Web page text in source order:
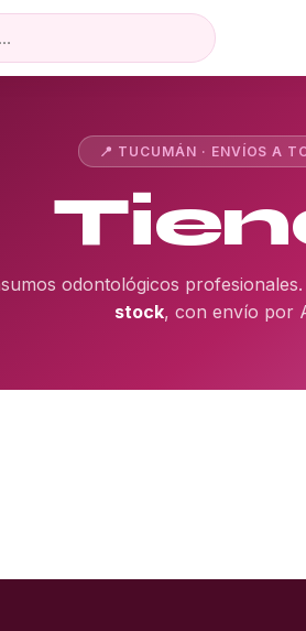
📍 TUCUMÁN · ENVÍOS A
odontológicos
stock, con envío por